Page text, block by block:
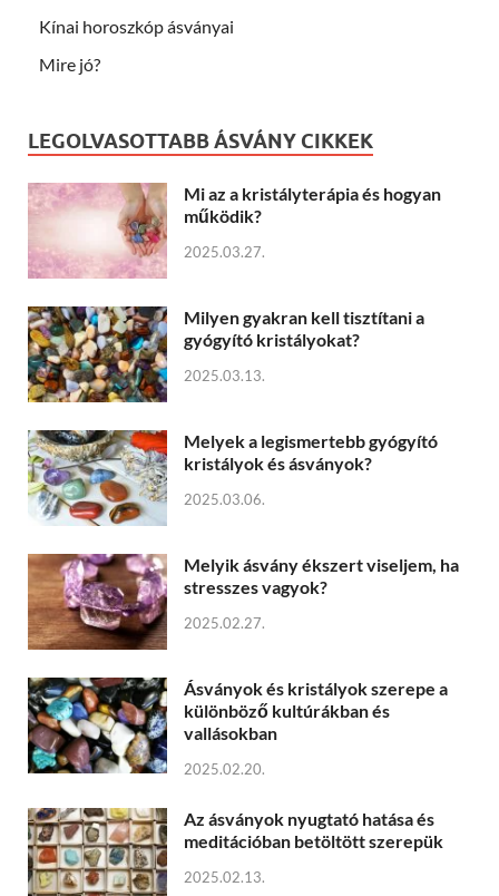
Kínai horoszkóp ásványai
Mire jó?
LEGOLVASOTTABB ÁSVÁNY CIKKEK
Mi az a kristályterápia és hogyan
működik?
2025.03.27.
Milyen gyakran kell tisztítani a
gyógyító kristályokat?
2025.03.13.
Melyek a legismertebb gyógyító
kristályok és ásványok?
2025.03.06.
Melyik ásvány ékszert viseljem, ha
stresszes vagyok?
2025.02.27.
Ásványok és kristályok szerepe a
különböző kultúrákban és
vallásokban
2025.02.20.
Az ásványok nyugtató hatása és
meditációban betöltött szerepük
2025.02.13.